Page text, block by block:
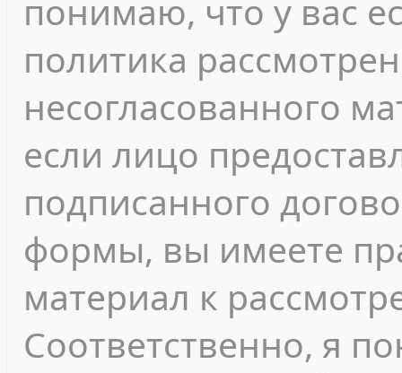
понимаю, что у вас
политика
несогласованного
если лицо
подписанного
формы, вы имеете
материал к
Соответственно, я